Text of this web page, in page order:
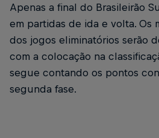
Apenas a final do Brasileirão
em partidas de ida e volta. Os
dos jogos eliminatórios serão
com a colocação na
segue contando os pontos
segunda fase.